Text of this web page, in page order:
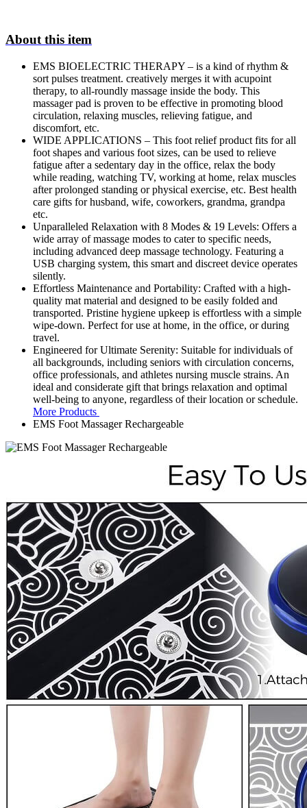
About this item
EMS BIOELECTRIC THERAPY – is a kind of rhythm &
sort pulses treatment. creatively merges it with acupoint
therapy, to all-roundly massage inside the body. This
massager pad is proven to be effective in promoting blood
circulation, relaxing muscles, relieving fatigue, and
discomfort, etc.
WIDE APPLICATIONS – This foot relief product fits for all
foot shapes and various foot sizes, can be used to relieve
fatigue after a sedentary day in the office, relax the body
while reading, watching TV, working at home, relax muscles
after prolonged standing or physical exercise, etc. Best health
care gifts for husband, wife, coworkers, grandma, grandpa
etc.
Unparalleled Relaxation with 8 Modes & 19 Levels: Offers a
wide array of massage modes to cater to specific needs,
including advanced deep massage technology. Featuring a
USB charging system, this smart and discreet device operates
silently.
Effortless Maintenance and Portability: Crafted with a high-
quality mat material and designed to be easily folded and
transported. Pristine hygiene upkeep is effortless with a simple
wipe-down. Perfect for use at home, in the office, or during
travel.
Engineered for Ultimate Serenity: Suitable for individuals of
all backgrounds, including seniors with circulation concerns,
office professionals, and athletes nursing muscle strains. An
ideal and considerate gift that brings relaxation and optimal
well-being to anyone, regardless of their location or schedule.
More Products
EMS Foot Massager Rechargeable